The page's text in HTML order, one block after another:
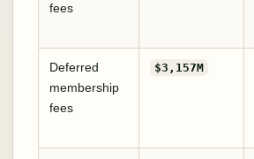
fees
Deferred
membership
fees
$3,157M